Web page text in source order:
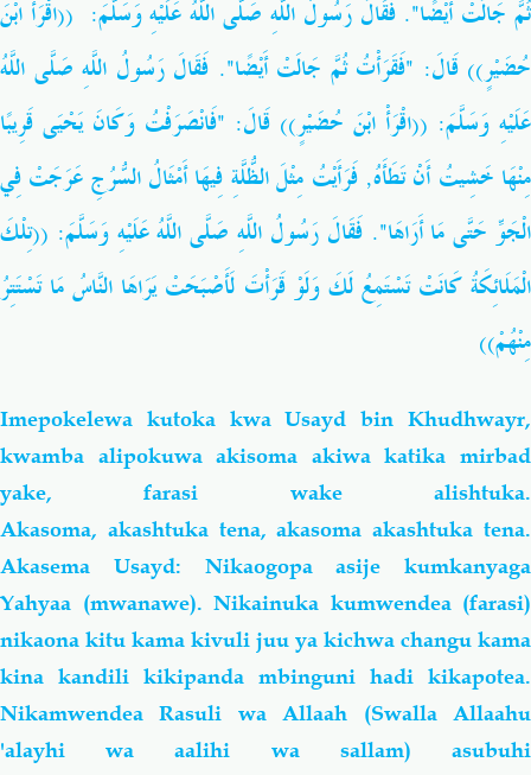
ثُمَّ جَالَتْ أَيْضًا". فَقَالَ رَسُولُ اللَّهِ صَلَّى اللَّهُ عَلَيْهِ وَسَلَّمَ: ((اقْرَأْ ابْنَ
حُضَيْرٍ)) قَالَ: "فَقَرَأْتُ ثُمَّ جَالَتْ أَيْضًا". فَقَالَ رَسُولُ اللَّهِ صَلَّى اللَّهُ
عَلَيْهِ وَسَلَّمَ: ((اقْرَأْ ابْنَ حُضَيْرٍ)) قَالَ: "فَانْصَرَفْتُ وَكَانَ يَحْيَى قَرِيبًا
مِنْهَا خَشِيتُ أَنْ تَطَأَهُ, فَرَأَيْتُ مِثْلَ الظُّلَّةِ فِيهَا أَمْثَالُ السُّرُجِ عَرَجَتْ فِي
الْجَوِّ حَتَّى مَا أَرَاهَا". فَقَالَ رَسُولُ اللَّهِ صَلَّى اللَّهُ عَلَيْهِ وَسَلَّمَ: ((تِلْكَ
الْمَلَائِكَةُ كَانَتْ تَسْتَمِعُ لَكَ وَلَوْ قَرَأْتَ لَأَصْبَحَتْ يَرَاهَا النَّاسُ مَا تَسْتَتِرُ
مِنْهُمْ))
Imepokelewa kutoka kwa Usayd bin Khudhwayr,
kwamba alipokuwa akisoma akiwa katika mirbad
yake, farasi wake alishtuka.
Akasoma, akashtuka tena, akasoma akashtuka tena.
Akasema Usayd: Nikaogopa asije kumkanyaga
Yahyaa (mwanawe). Nikainuka kumwendea (farasi)
nikaona kitu kama kivuli juu ya kichwa changu kama
kina kandili kikipanda mbinguni hadi kikapotea.
Nikamwendea Rasuli wa Allaah (Swalla Allaahu
'alayhi wa aalihi wa sallam) asubuhi